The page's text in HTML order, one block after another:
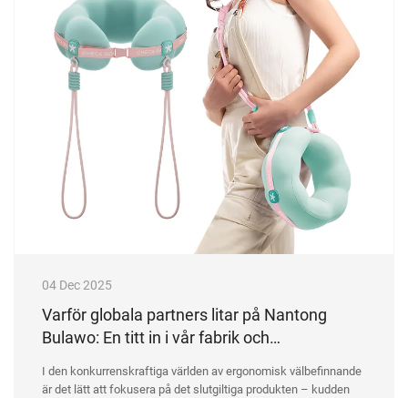
04 Dec 2025
Varför globala partners litar på Nantong
Bulawo: En titt in i vår fabrik och
I den konkurrenskraftiga världen av ergonomisk välbefinnande
är det lätt att fokusera på det slutgiltiga produkten – kudden